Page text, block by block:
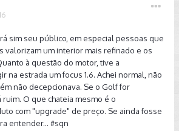
tudo nesse nosso brasil aumentou
de 2 e poucos pra 4, a inflação tá
de outras marcas, no caso o Focus SE
Corolla...
médios parece ter subido de nível.
pessoal tava satisfeito com o Golf sapão
(2003), nao veio nem com rádio, e
na cor do veiculo (algo que até os
hoje).
sim seu público, em especial pessoas que
valorizam um interior mais refinado e os
à questão do motor, tive a
na estrada um focus 1.6. Achei normal, não
não decepcionava. Se o Golf for
O que chateia mesmo é o
com "upgrade" de preço. Se ainda fosse
entender... #sqn